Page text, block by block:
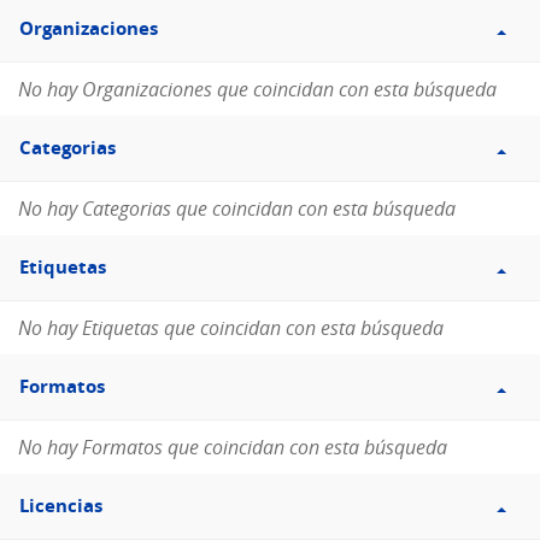
Filtro
Organizaciones
Organizaciones
No hay Organizaciones que coincidan con esta búsqueda
Filtro
Categorias
Categorias
No hay Categorias que coincidan con esta búsqueda
Filtro
Etiquetas
Etiquetas
No hay Etiquetas que coincidan con esta búsqueda
Filtro
Formatos
Formatos
No hay Formatos que coincidan con esta búsqueda
Filtro
Licencias
Licencias